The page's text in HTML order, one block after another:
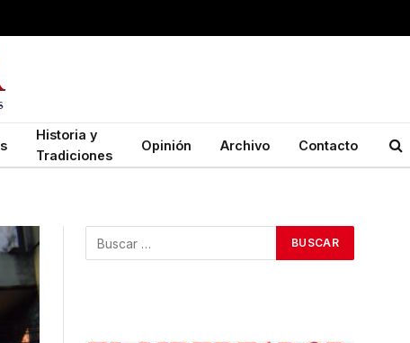
Historia y
Tradiciones
Opinión Archivo Contacto